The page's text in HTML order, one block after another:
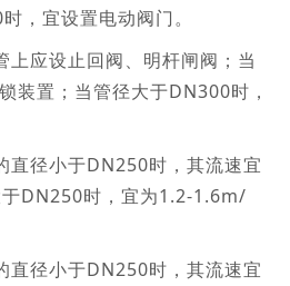
，宜设置电动阀门。
应设止回阀、明杆闸阀；当
装置；当管径大于DN300时，
径小于DN250时，其流速宜
DN250时，宜为1.2-1.6m/
径小于DN250时，其流速宜